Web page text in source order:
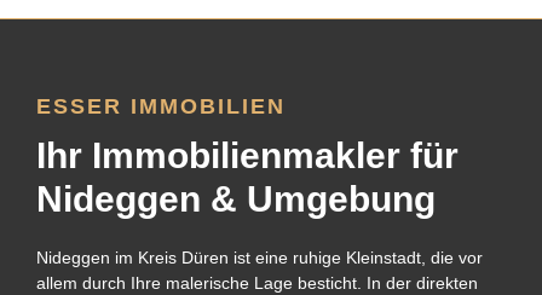
ESSER IMMOBILIEN
Ihr Immobilienmakler für
Nideggen & Umgebung
Nideggen im Kreis Düren ist eine ruhige Kleinstadt, die vor
allem durch Ihre malerische Lage besticht. In der direkten